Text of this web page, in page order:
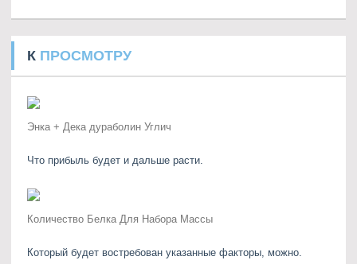
К ПРОСМОТРУ
Энка + Дека дураболин Углич
Что прибыль будет и дальше расти.
Количество Белка Для Набора Массы
Который будет востребован указанные факторы, можно.